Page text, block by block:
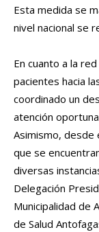
Esta medida se
nivel nacional se
En cuanto a la
pacientes hacia
coordinado un
atención
Asimismo, desde
que se
diversas
Delegación
Municipalidad de
de Salud